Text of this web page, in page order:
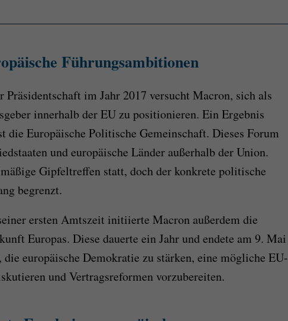
Führungsambitionen
Präsidentschaft im Jahr 2017 versucht Macron, sich als
innerhalb der EU zu positionieren. Ein Ergebnis
die Europäische Politische Gemeinschaft. Dieses Forum
und europäische Länder außerhalb der Union.
Gipfeltreffen statt, doch der konkrete politische
begrenzt.
ersten Amtszeit initiierte Macron außerdem die
Europas. Diese dauerte ein Jahr und endete am 9. Mai
europäische Demokratie zu stärken, eine mögliche EU-
und Vertragsreformen vorzubereiten.